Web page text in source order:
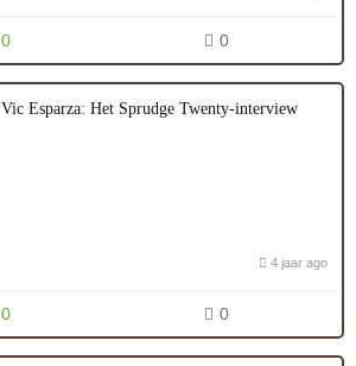
0 0
Vic Esparza: Het Sprudge Twenty-interview
4 jaar ago
0 0